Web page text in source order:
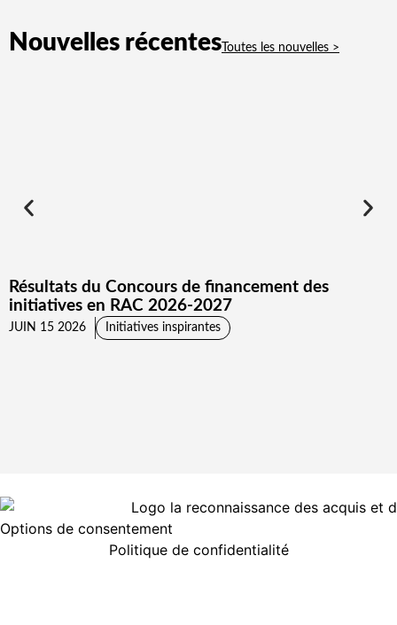
Nouvelles récentes Toutes les nouvelles >
Résultats du Concours de financement des
initiatives en RAC 2026-2027
JUIN 15 2026 Initiatives inspirantes
Options de consentement
Politique de confidentialité